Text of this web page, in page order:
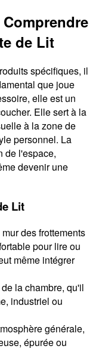
de Lit
spécifiques, il
que joue
elle est un
Elle sert à la
à la zone de
personnel. La
de l'espace,
devenir une
Lit
des frottements
pour lire ou
même intégrer
la chambre, qu'il
industriel ou
générale,
épurée ou